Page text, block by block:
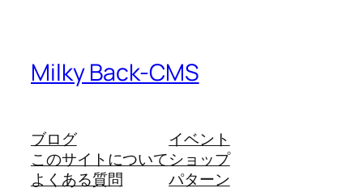
Milky Back-CMS
ブログ
このサイトについて
よくある質問
イベント
ショップ
パターン